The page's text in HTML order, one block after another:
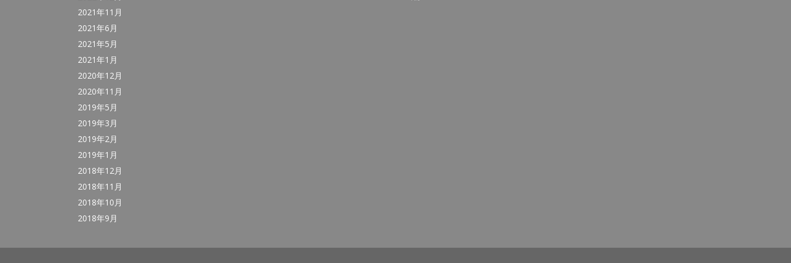
2021年11月
2021年6月
2021年5月
2021年1月
2020年12月
2020年11月
2019年5月
2019年3月
2019年2月
2019年1月
2018年12月
2018年11月
2018年10月
2018年9月